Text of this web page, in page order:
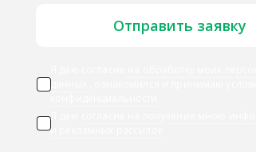
Отправить заявку
данных
Я даю
и рекламных рассылок